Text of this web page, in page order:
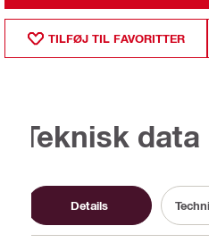
TILFØJ TIL FAVORITTER
Teknisk data
Details